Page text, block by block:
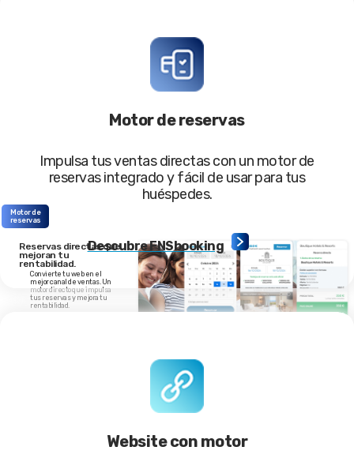
Motor de
reservas
Reservas directas que
mejoran tu
rentabilidad.
Convierte tu web en el
mejor canal de ventas. Un
motor directo que impulsa
tus reservas y mejora tu
rentabilidad.
Motor de reservas
Impulsa tus ventas directas con un motor de
reservas integrado y fácil de usar para tus
huéspedes.
Descubre FNSbooking
Website con motor